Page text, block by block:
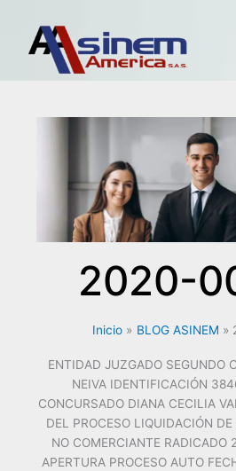
contenido
2020-
Inicio BLOG ASINEM
ENTIDAD JUZGADO SEGUNDO
NEIVA IDENTIFICACIÓN
CONCURSADO DIANA CECILIA
DEL PROCESO LIQUIDACIÓN DE
NO COMERCIANTE
APERTURA PROCESO AUTO